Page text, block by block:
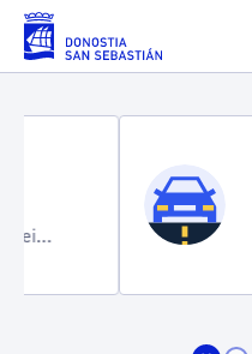
Saut au contenu principal
Aste
Trafiko
bereziak